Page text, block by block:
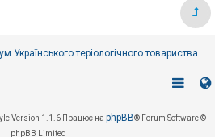
Українського теріологічного товариства
Version 1.1.6 Працює на phpBB® Forum Software ©
phpBB Limited